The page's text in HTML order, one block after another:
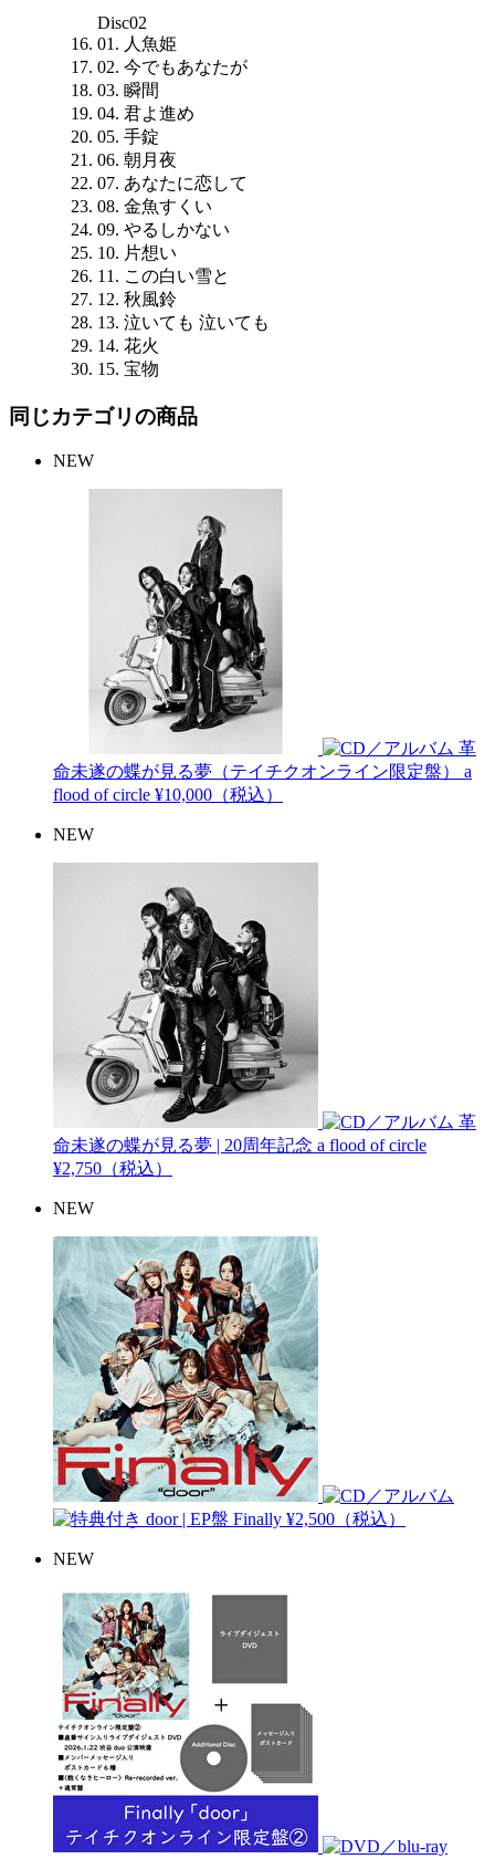
Disc02
01. 人魚姫
02. 今でもあなたが
03. 瞬間
04. 君よ進め
05. 手錠
06. 朝月夜
07. あなたに恋して
08. 金魚すくい
09. やるしかない
10. 片想い
11. この白い雪と
12. 秋風鈴
13. 泣いても 泣いても
14. 花火
15. 宝物
同じカテゴリの商品
NEW
革
命未遂の蝶が見る夢（テイチクオンライン限定盤） a
flood of circle ¥10,000（税込）
NEW
革
命未遂の蝶が見る夢 | 20周年記念 a flood of circle
¥2,750（税込）
NEW
door | EP盤 Finally ¥2,500（税込）
NEW